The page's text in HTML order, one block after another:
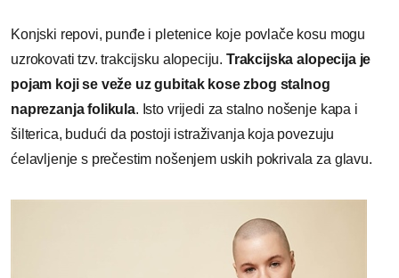
Konjski repovi, punđe i pletenice koje povlače kosu mogu
uzrokovati tzv. trakcijsku alopeciju. Trakcijska alopecija je
pojam koji se veže uz gubitak kose zbog stalnog
naprezanja folikula. Isto vrijedi za stalno nošenje kapa i
šilterica, budući da postoji istraživanja koja povezuju
ćelavljenje s prečestim nošenjem uskih pokrivala za glavu.